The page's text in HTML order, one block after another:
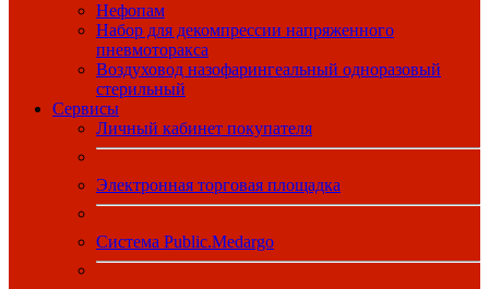
Нефопам
Набор для декомпрессии напряженного
пневмоторакса
Воздуховод назофарингеальный одноразовый
стерильный
Сервисы
Личный кабинет покупателя
Электронная торговая площадка
Система Public.Medargo